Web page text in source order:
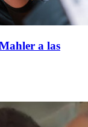
a las